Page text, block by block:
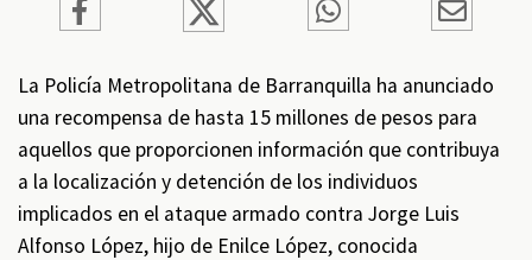
La Policía Metropolitana de Barranquilla ha anunciado
una recompensa de hasta 15 millones de pesos para
aquellos que proporcionen información que contribuya
a la localización y detención de los individuos
implicados en el ataque armado contra Jorge Luis
Alfonso López, hijo de Enilce López, conocida